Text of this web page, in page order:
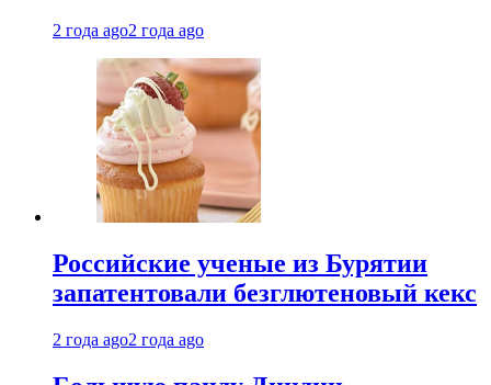
2 года ago2 года ago
Российские ученые из Бурятии
запатентовали безглютеновый кекс
2 года ago2 года ago